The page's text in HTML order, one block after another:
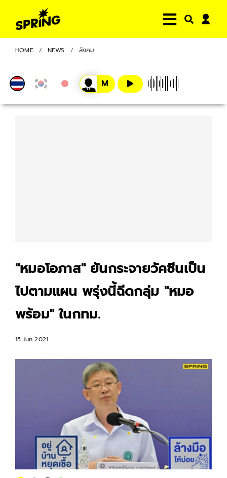
HOME NEWS สังคม
"หมอโอภาส" ยันกระจายวัคซีนเป็น
ไปตามแผน พรุ่งนี้ฉีดกลุ่ม "หมอ
พร้อม" ในกทม.
15 Jun 2021